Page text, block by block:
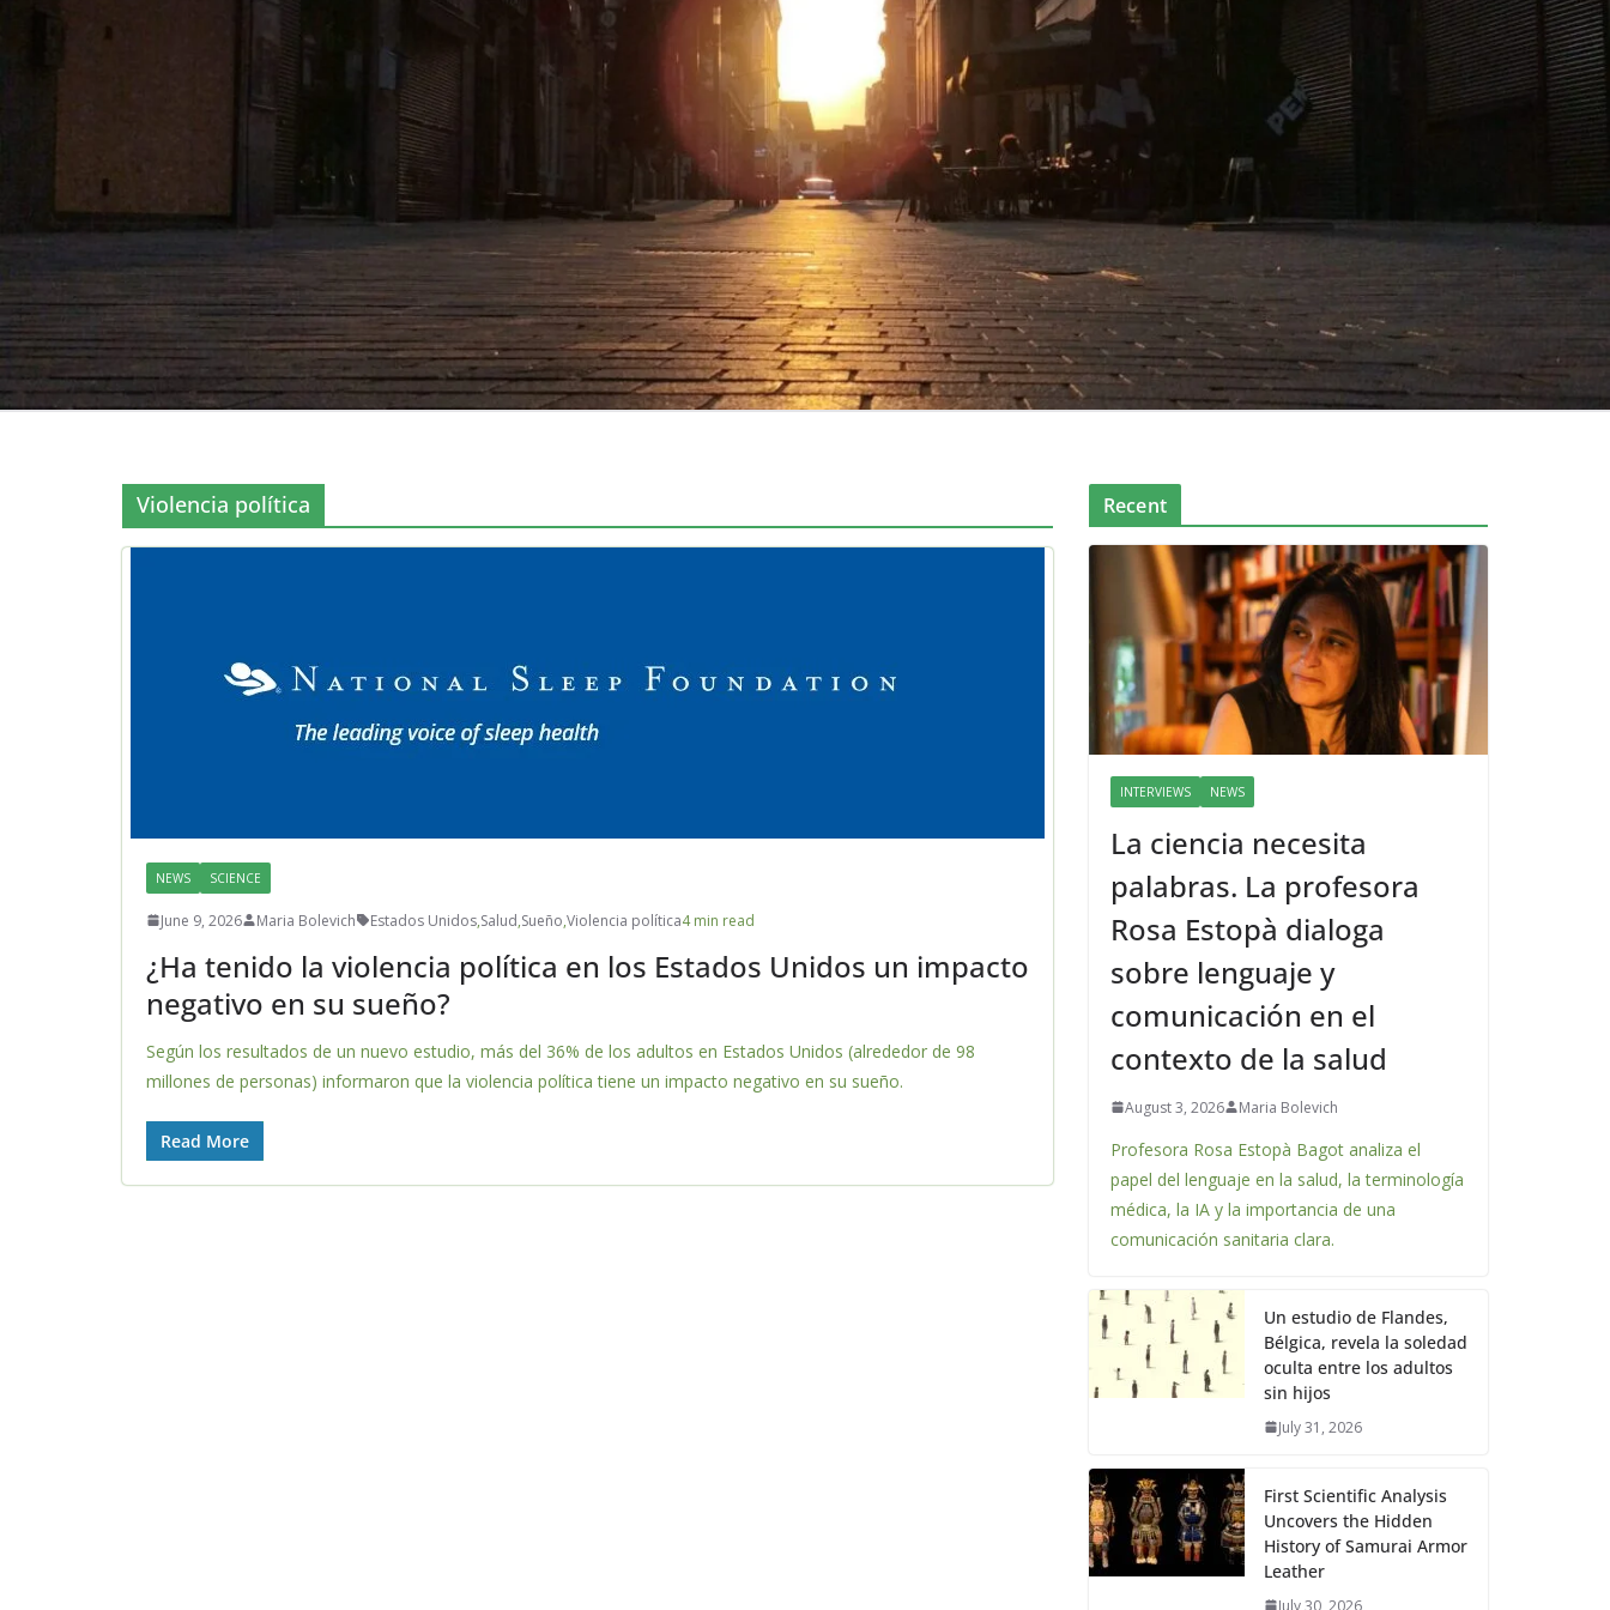
Violencia política
NEWS SCIENCE
June 9, 2026 Maria Bolevich Estados Unidos,Salud,Sueño,Violencia política4 min read
¿Ha tenido la violencia política en los Estados Unidos un impacto
negativo en su sueño?
Según los resultados de un nuevo estudio, más del 36% de los adultos en Estados Unidos (alrededor de 98
millones de personas) informaron que la violencia política tiene un impacto negativo en su sueño.
Read More
Recent
INTERVIEWS NEWS
La ciencia necesita
palabras. La profesora
Rosa Estopà dialoga
sobre lenguaje y
comunicación en el
contexto de la salud
August 3, 2026 Maria Bolevich
Profesora Rosa Estopà Bagot analiza el
papel del lenguaje en la salud, la terminología
médica, la IA y la importancia de una
comunicación sanitaria clara.
Un estudio de Flandes,
Bélgica, revela la soledad
oculta entre los adultos
sin hijos
July 31, 2026
First Scientific Analysis
Uncovers the Hidden
History of Samurai Armor
Leather
July 30, 2026